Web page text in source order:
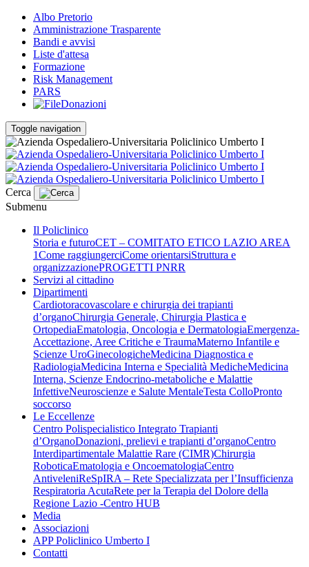
Albo Pretorio
Amministrazione Trasparente
Bandi e avvisi
Liste d'attesa
Formazione
Risk Management
PARS
Donazioni
Toggle navigation
Cerca
Submenu
Il Policlinico
Storia e futuroCET – COMITATO ETICO LAZIO AREA
1Come raggiungerciCome orientarsiStruttura e
organizzazionePROGETTI PNRR
Servizi al cittadino
Dipartimenti
Cardiotoracovascolare e chirurgia dei trapianti
d’organoChirurgia Generale, Chirurgia Plastica e
OrtopediaEmatologia, Oncologia e DermatologiaEmergenza-
Accettazione, Aree Critiche e TraumaMaterno Infantile e
Scienze UroGinecologicheMedicina Diagnostica e
RadiologiaMedicina Interna e Specialità MedicheMedicina
Interna, Scienze Endocrino-metaboliche e Malattie
InfettiveNeuroscienze e Salute MentaleTesta ColloPronto
soccorso
Le Eccellenze
Centro Polispecialistico Integrato Trapianti
d’OrganoDonazioni, prelievi e trapianti d’organoCentro
Interdipartimentale Malattie Rare (CIMR)Chirurgia
RoboticaEmatologia e OncoematologiaCentro
AntiveleniReSpIRA – Rete Specializzata per l’Insufficienza
Respiratoria AcutaRete per la Terapia del Dolore della
Regione Lazio -Centro HUB
Media
Associazioni
APP Policlinico Umberto I
Contatti